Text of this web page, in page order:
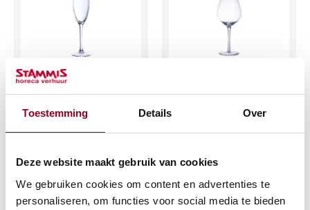
Toestemming Details Over
Deze website maakt gebruik van cookies
We gebruiken cookies om content en advertenties te
personaliseren, om functies voor social media te bieden
Champagneflute
€0,38
IN WINKELWAGEN
€
(excl. btw)
IN WINKELWAGEN
Meer info